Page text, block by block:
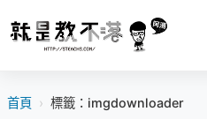
首頁 › 標籤：imgdownloader